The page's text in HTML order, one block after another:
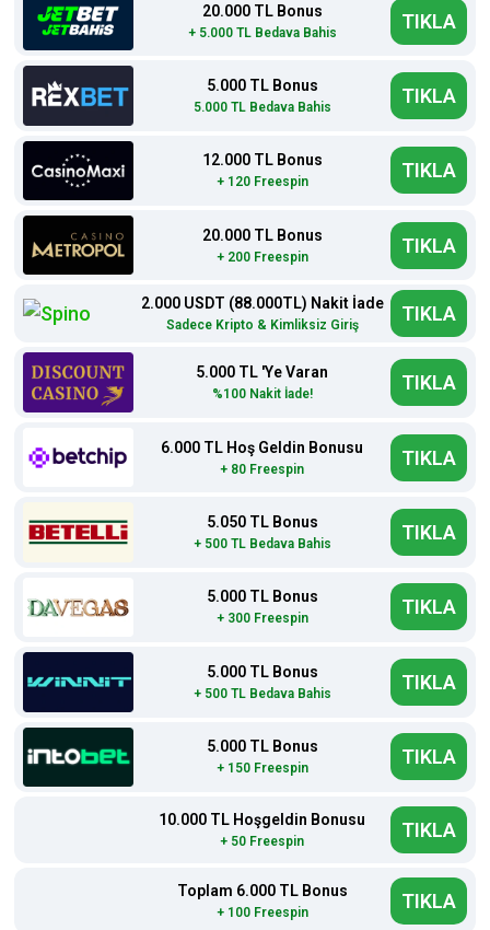
20.000 TL Bonus
+ 5.000 TL Bedava Bahis TIKLA
5.000 TL Bonus
5.000 TL Bedava Bahis TIKLA
12.000 TL Bonus
+ 120 Freespin TIKLA
20.000 TL Bonus
+ 200 Freespin TIKLA
2.000 USDT (88.000TL) Nakit İade
Sadece Kripto & Kimliksiz Giriş TIKLA
5.000 TL 'Ye Varan
%100 Nakit İade! TIKLA
6.000 TL Hoş Geldin Bonusu
+ 80 Freespin TIKLA
5.050 TL Bonus
+ 500 TL Bedava Bahis TIKLA
5.000 TL Bonus
+ 300 Freespin TIKLA
5.000 TL Bonus
+ 500 TL Bedava Bahis TIKLA
5.000 TL Bonus
+ 150 Freespin TIKLA
10.000 TL Hoşgeldin Bonusu
+ 50 Freespin TIKLA
Toplam 6.000 TL Bonus
+ 100 Freespin TIKLA